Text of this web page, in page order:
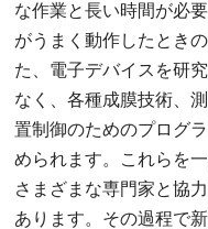
な作業と長い時間が必
がうまく動作したとき
た、電子デバイスを研
なく、各種成膜技術、
置制御のためのプログ
められます。これらを
さまざまな専門家と協
あります。その過程で